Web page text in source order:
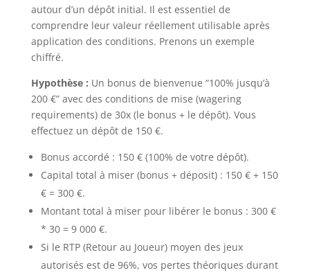
autour d’un dépôt initial. Il est essentiel de
comprendre leur valeur réellement utilisable après
application des conditions. Prenons un exemple
chiffré.
Hypothèse : Un bonus de bienvenue “100% jusqu’à
200 €” avec des conditions de mise (wagering
requirements) de 30x (le bonus + le dépôt). Vous
effectuez un dépôt de 150 €.
Bonus accordé : 150 € (100% de votre dépôt).
Capital total à miser (bonus + déposit) : 150 € + 150
€ = 300 €.
Montant total à miser pour libérer le bonus : 300 €
* 30 = 9 000 €.
Si le RTP (Retour au Joueur) moyen des jeux
autorisés est de 96%, vos pertes théoriques durant